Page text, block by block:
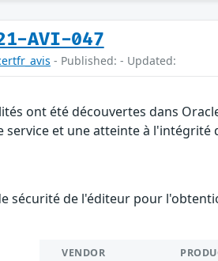
AVI-047
- Published: - Updated:
ont été découvertes dans
service et une atteinte à l'intégrité
sécurité de l'éditeur pour
VENDOR